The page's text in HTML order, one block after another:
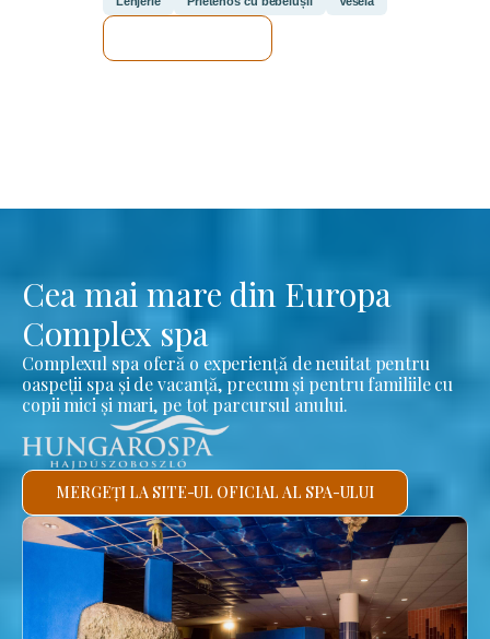
Cea mai mare din Europa
Complex spa
Complexul spa oferă o experiență de neuitat pentru
oaspeții spa și de vacanță, precum și pentru familiile cu
copii mici și mari, pe tot parcursul anului.
MERGEȚI LA SITE-UL OFICIAL AL SPA-ULUI